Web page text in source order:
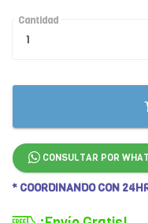
Cantidad
CONSULTAR POR
* COORDINANDO CON